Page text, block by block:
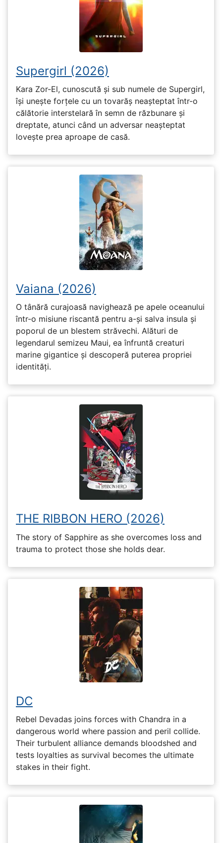
Supergirl (2026)
Kara Zor-El, cunoscută și sub numele de Supergirl,
își unește forțele cu un tovarăș neașteptat într-o
călătorie interstelară în semn de răzbunare și
dreptate, atunci când un adversar neașteptat
lovește prea aproape de casă.
Vaiana (2026)
O tânără curajoasă navighează pe apele oceanului
într-o misiune riscantă pentru a-și salva insula și
poporul de un blestem străvechi. Alături de
legendarul semizeu Maui, ea înfruntă creaturi
marine gigantice și descoperă puterea propriei
identități.
THE RIBBON HERO (2026)
The story of Sapphire as she overcomes loss and
trauma to protect those she holds dear.
DC
Rebel Devadas joins forces with Chandra in a
dangerous world where passion and peril collide.
Their turbulent alliance demands bloodshed and
tests loyalties as survival becomes the ultimate
stakes in their fight.